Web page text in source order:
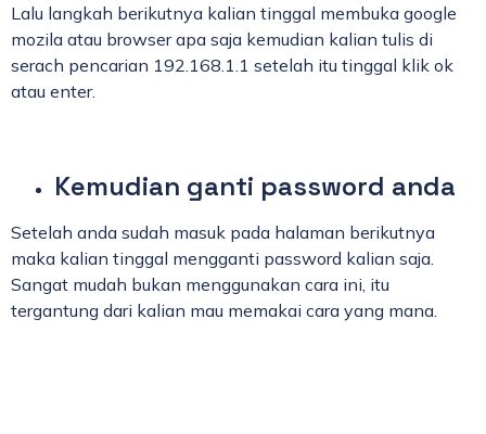
Lalu langkah berikutnya kalian tinggal membuka google
mozila atau browser apa saja kemudian kalian tulis di
serach pencarian 192.168.1.1 setelah itu tinggal klik ok
atau enter.
Kemudian ganti password anda
Setelah anda sudah masuk pada halaman berikutnya
maka kalian tinggal mengganti password kalian saja.
Sangat mudah bukan menggunakan cara ini, itu
tergantung dari kalian mau memakai cara yang mana.